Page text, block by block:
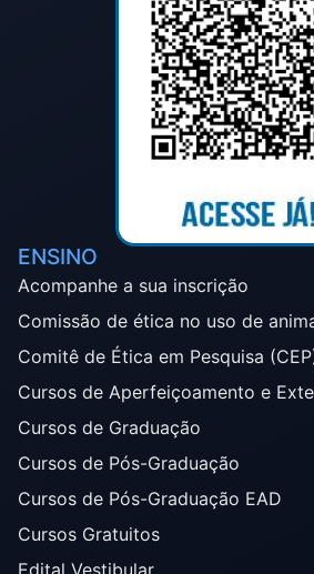
ENSINO
Acompanhe a sua inscrição
Comissão de ética no uso de
Comitê de Ética em Pesquisa
Cursos de Aperfeiçoamento e
Cursos de Graduação
Cursos de Pós-Graduação
Cursos de Pós-Graduação EAD
Cursos Gratuitos
Edital Vestibular